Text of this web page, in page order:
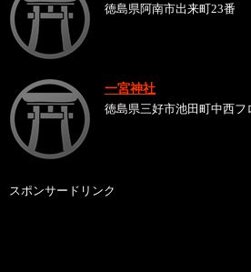
徳島県阿南市出来町23番
一宮神社
徳島県三好市池田町中西フ
スポンサードリンク